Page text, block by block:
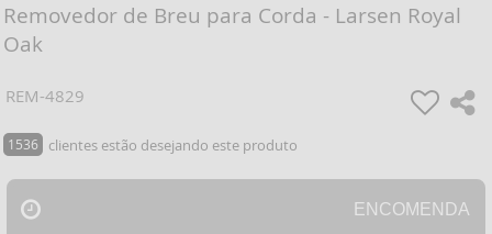
Removedor de Breu para Corda - Larsen Royal
Oak
REM-4829
1536 clientes estão desejando este produto
ENCOMENDA